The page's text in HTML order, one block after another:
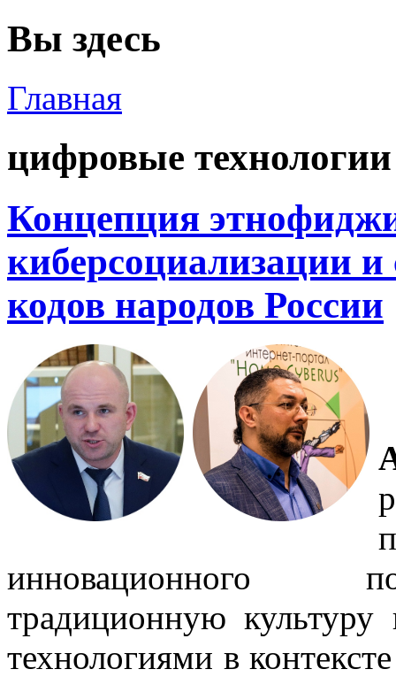
Вы здесь
Главная
цифровые технологии
Концепция
киберсоциализации
кодов народов России
инновационного
традиционную
технологиями в